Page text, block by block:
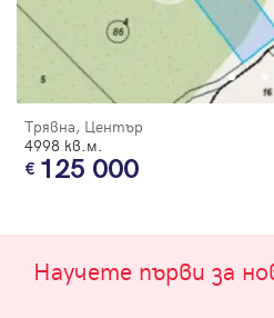
Трявна, Център
4998 кв.м.
125 000
Научете първи за